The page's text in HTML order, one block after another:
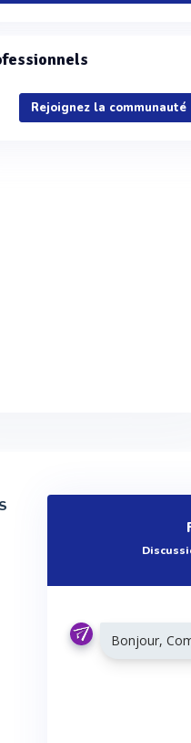
Rejoignez la communauté
Réalisations
Tutoriels
Bonjour,